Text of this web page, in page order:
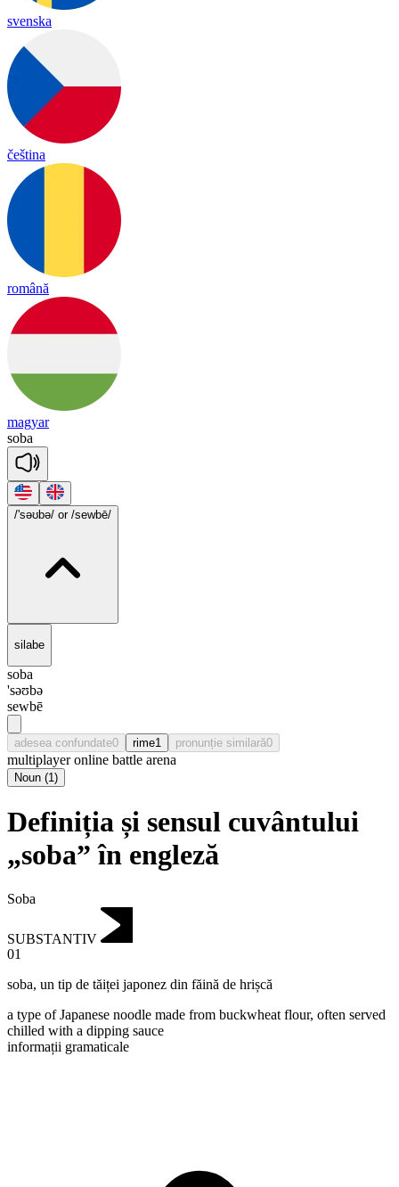
svenska
čeština
română
magyar
soba
/'səʊbə/ or /sewbē/
silabe
soba
'səʊbə
sewbē
adesea confundate0 rime1 pronunție similară0
multiplayer online battle arena
Noun (1)
Definiția și sensul cuvântului
„soba” în engleză
Soba
SUBSTANTIV
01
soba, un tip de tăiței japonez din făină de hrișcă
a type of Japanese noodle made from buckwheat flour, often served
chilled with a dipping sauce
informații gramaticale